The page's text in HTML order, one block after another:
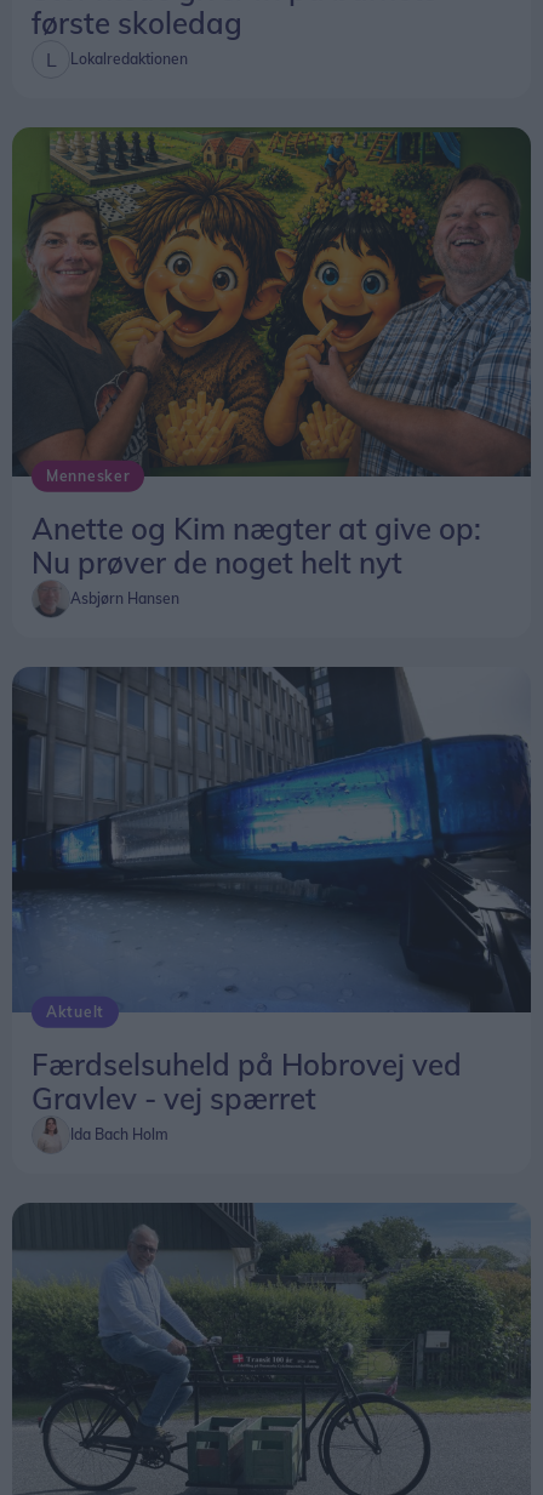
første skoledag
Lokalredaktionen
Mennesker
Anette og Kim nægter at give op:
Nu prøver de noget helt nyt
Asbjørn Hansen
Aktuelt
Færdselsuheld på Hobrovej ved
Gravlev - vej spærret
Ida Bach Holm